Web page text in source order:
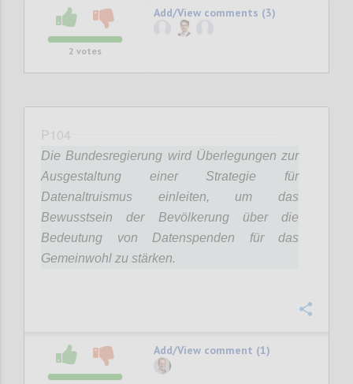
2 votes
Add/View comments (3)
P104
Die Bundesregierung wird Überlegungen zur
Ausgestaltung einer Strategie für
Datenaltruismus einleiten, um das
Bewusstsein der Bevölkerung über die
Bedeutung von Datenspenden für das
Gemeinwohl zu stärken.
Add/View comment (1)